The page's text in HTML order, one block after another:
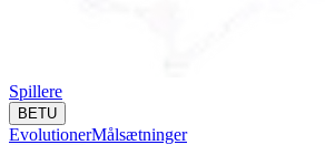
Spillere
BETU
EvolutionerMålsætninger